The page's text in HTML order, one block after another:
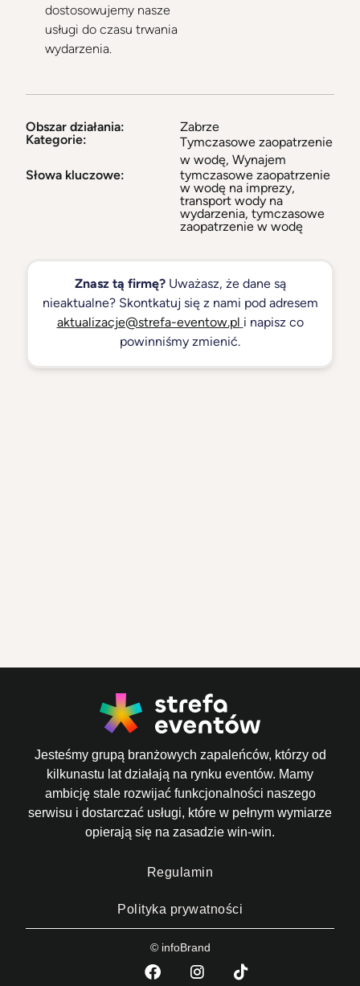
dostosowujemy nasze
usługi do czasu trwania
wydarzenia.
Obszar działania:
Zabrze
Kategorie:
Tymczasowe zaopatrzenie
w wodę, Wynajem
Słowa kluczowe:
tymczasowe zaopatrzenie
w wodę na imprezy,
transport wody na
wydarzenia, tymczasowe
zaopatrzenie w wodę
Znasz tą firmę?Uważasz, że dane są
nieaktualne? Skontkatuj się z nami pod adresem
aktualizacje@strefa-eventow.pl i napisz co
powinniśmy zmienić.
Jesteśmy grupą branżowych zapaleńców, którzy od
kilkunastu lat działają na rynku eventów. Mamy
ambicję stale rozwijać funkcjonalności naszego
serwisu i dostarczać usługi, które w pełnym wymiarze
opierają się na zasadzie win-win.
Regulamin
Polityka prywatności
© infoBrand